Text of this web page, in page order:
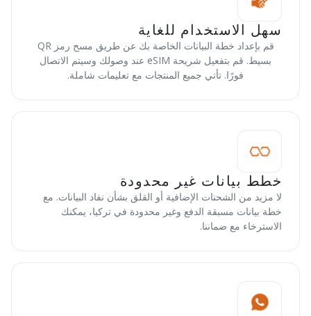
سهل الاستخدام للغاية
قم بإعداد خطة البيانات الخاصة بك عن طريق مسح رمز QR
بسيط. قم بتفعيل شريحة eSIM عند وصولك وسيتم الاتصال
فورًا. تأتي جميع المنتجات مع تعليمات شاملة.
خطط بيانات غير محدودة
لا مزيد من الشحنات الإضافية أو القلق بشأن نفاد البيانات. مع
خطة بيانات مسبقة الدفع وغير محدودة في تركيا، يمكنك
الاسترخاء مع ضماننا.